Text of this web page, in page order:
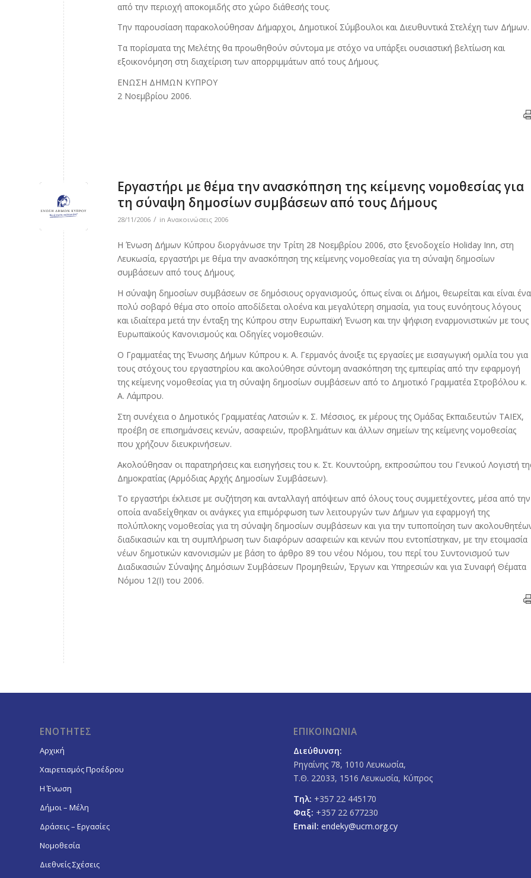
από την περιοχή αποκομιδής στο χώρο διάθεσής τους.
Την παρουσίαση παρακολούθησαν Δήμαρχοι, Δημοτικοί Σύμβουλοι και Διευθυντικά Στελέχη των Δήμων.
Τα πορίσματα της Μελέτης θα προωθηθούν σύντομα με στόχο να υπάρξει ουσιαστική βελτίωση και
εξοικονόμηση στη διαχείριση των απορριμμάτων από τους Δήμους.
ΕΝΩΣΗ ΔΗΜΩΝ ΚΥΠΡΟΥ
2 Νοεμβρίου 2006.
Εργαστήρι με θέμα την ανασκόπηση της κείμενης νομοθεσίας για
τη σύναψη δημοσίων συμβάσεων από τους Δήμους
28/11/2006 / in Ανακοινώσεις 2006
Η Ένωση Δήμων Κύπρου διοργάνωσε την Τρίτη 28 Νοεμβρίου 2006, στο ξενοδοχείο Holiday Inn, στη
Λευκωσία, εργαστήρι με θέμα την ανασκόπηση της κείμενης νομοθεσίας για τη σύναψη δημοσίων
συμβάσεων από τους Δήμους.
Η σύναψη δημοσίων συμβάσεων σε δημόσιους οργανισμούς, όπως είναι οι Δήμοι, θεωρείται και είναι ένα
πολύ σοβαρό θέμα στο οποίο αποδίδεται ολοένα και μεγαλύτερη σημασία, για τους ευνόητους λόγους
και ιδιαίτερα μετά την ένταξη της Κύπρου στην Ευρωπαϊκή Ένωση και την ψήφιση εναρμονιστικών με τους
Ευρωπαϊκούς Κανονισμούς και Οδηγίες νομοθεσιών.
Ο Γραμματέας της Ένωσης Δήμων Κύπρου κ. Α. Γερμανός άνοιξε τις εργασίες με εισαγωγική ομιλία του για
τους στόχους του εργαστηρίου και ακολούθησε σύντομη ανασκόπηση της εμπειρίας από την εφαρμογή
της κείμενης νομοθεσίας για τη σύναψη δημοσίων συμβάσεων από το Δημοτικό Γραμματέα Στροβόλου κ.
Α. Λάμπρου.
Στη συνέχεια ο Δημοτικός Γραμματέας Λατσιών κ. Σ. Μέσσιος, εκ μέρους της Ομάδας Εκπαιδευτών ΤΑΙΕΧ,
προέβη σε επισημάνσεις κενών, ασαφειών, προβλημάτων και άλλων σημείων της κείμενης νομοθεσίας
που χρήζουν διευκρινήσεων.
Ακολούθησαν οι παρατηρήσεις και εισηγήσεις του κ. Στ. Κουντούρη, εκπροσώπου του Γενικού Λογιστή
Δημοκρατίας (Αρμόδιας Αρχής Δημοσίων Συμβάσεων).
Το εργαστήρι έκλεισε με συζήτηση και ανταλλαγή απόψεων από όλους τους συμμετέχοντες, μέσα από την
οποία αναδείχθηκαν οι ανάγκες για επιμόρφωση των λειτουργών των Δήμων για εφαρμογή της
πολύπλοκης νομοθεσίας για τη σύναψη δημοσίων συμβάσεων και για την τυποποίηση των
διαδικασιών και τη συμπλήρωση των διαφόρων ασαφειών και κενών που εντοπίστηκαν, με την ετοιμασία
νέων δημοτικών κανονισμών με βάση το άρθρο 89 του νέου Νόμου, του περί του Συντονισμού των
Διαδικασιών Σύναψης Δημόσιων Συμβάσεων Προμηθειών, Έργων και Υπηρεσιών και για Συναφή Θέματα
Νόμου 12(Ι) του 2006.
ΕΝΟΤΗΤΕΣ
Αρχική
Χαιρετισμός Προέδρου
Η Ένωση
Δήμοι – Μέλη
Δράσεις – Εργασίες
Νομοθεσία
Διεθνείς Σχέσεις
ΕΠΙΚΟΙΝΩΝΙΑ
Διεύθυνση:
Ρηγαίνης 78, 1010 Λευκωσία,
Τ.Θ. 22033, 1516 Λευκωσία, Κύπρος
Τηλ: +357 22 445170
Φαξ: +357 22 677230
Email: endeky@ucm.org.cy